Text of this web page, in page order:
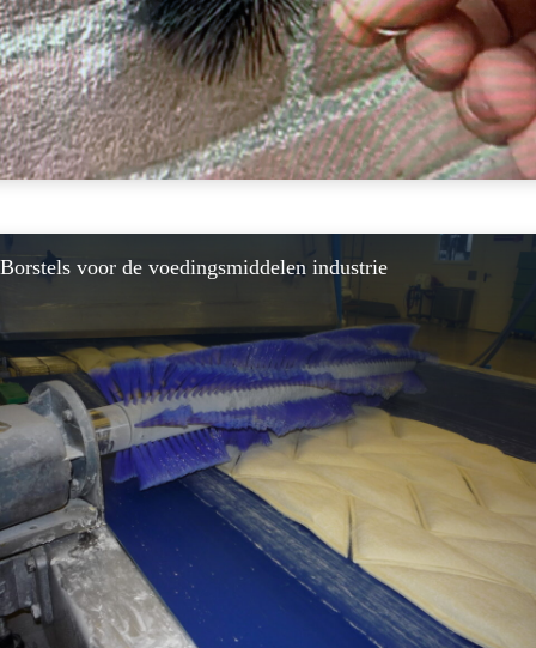
Borstels voor de voedingsmiddelen industrie